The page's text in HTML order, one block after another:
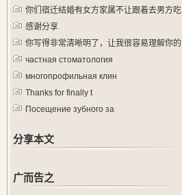
懂
你们宿迁结婚有女方家属不让跟着去男方吃
酒
感谢分享
你写得非常清晰明了，让我很容易理解你的
观
частная стоматология
многопрофильная клин
Thanks for finally t
Посещение зубного за
分享本文
广而告之